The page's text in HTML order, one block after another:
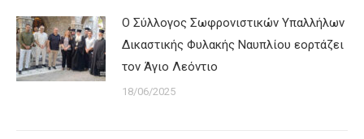
Ο Σύλλογος Σωφρονιστικών Υπαλλήλων
Δικαστικής Φυλακής Ναυπλίου εορτάζει
τον Άγιο Λεόντιο
18/06/2025